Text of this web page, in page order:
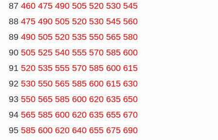
87 460 475 490 505 520 530 545
88 475 490 505 520 530 545 560
89 490 505 520 535 550 565 580
90 505 525 540 555 570 585 600
91 520 535 555 570 585 600 615
92 530 550 565 585 600 615 630
93 550 565 585 600 620 635 650
94 565 585 600 620 635 655 670
95 585 600 620 640 655 675 690